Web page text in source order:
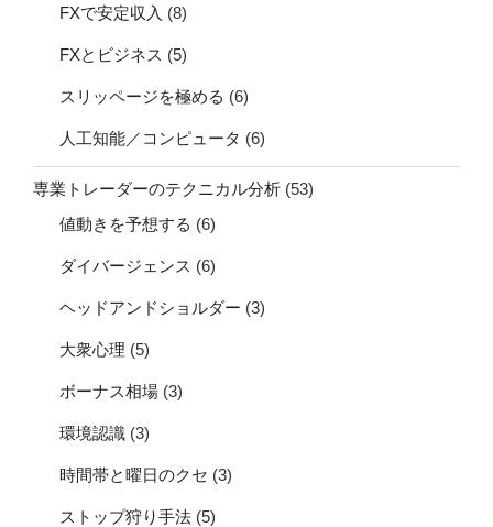
FXで安定収入 (8)
FXとビジネス (5)
スリッページを極める (6)
人工知能／コンピュータ (6)
専業トレーダーのテクニカル分析 (53)
値動きを予想する (6)
ダイバージェンス (6)
ヘッドアンドショルダー (3)
大衆心理 (5)
ボーナス相場 (3)
環境認識 (3)
時間帯と曜日のクセ (3)
ストップ狩り手法 (5)